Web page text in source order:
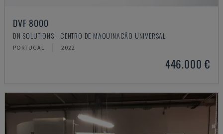
DVF 8000
DN SOLUTIONS - CENTRO DE MAQUINAÇÃO UNIVERSAL
PORTUGAL 2022
446.000 €